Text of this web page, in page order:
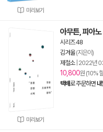
미리보기
미리보기
아무튼, 피아노
시리즈 48
김겨울(지은이)
제철소| 2022년
10,800원 (10%
택배로 주문하면 내